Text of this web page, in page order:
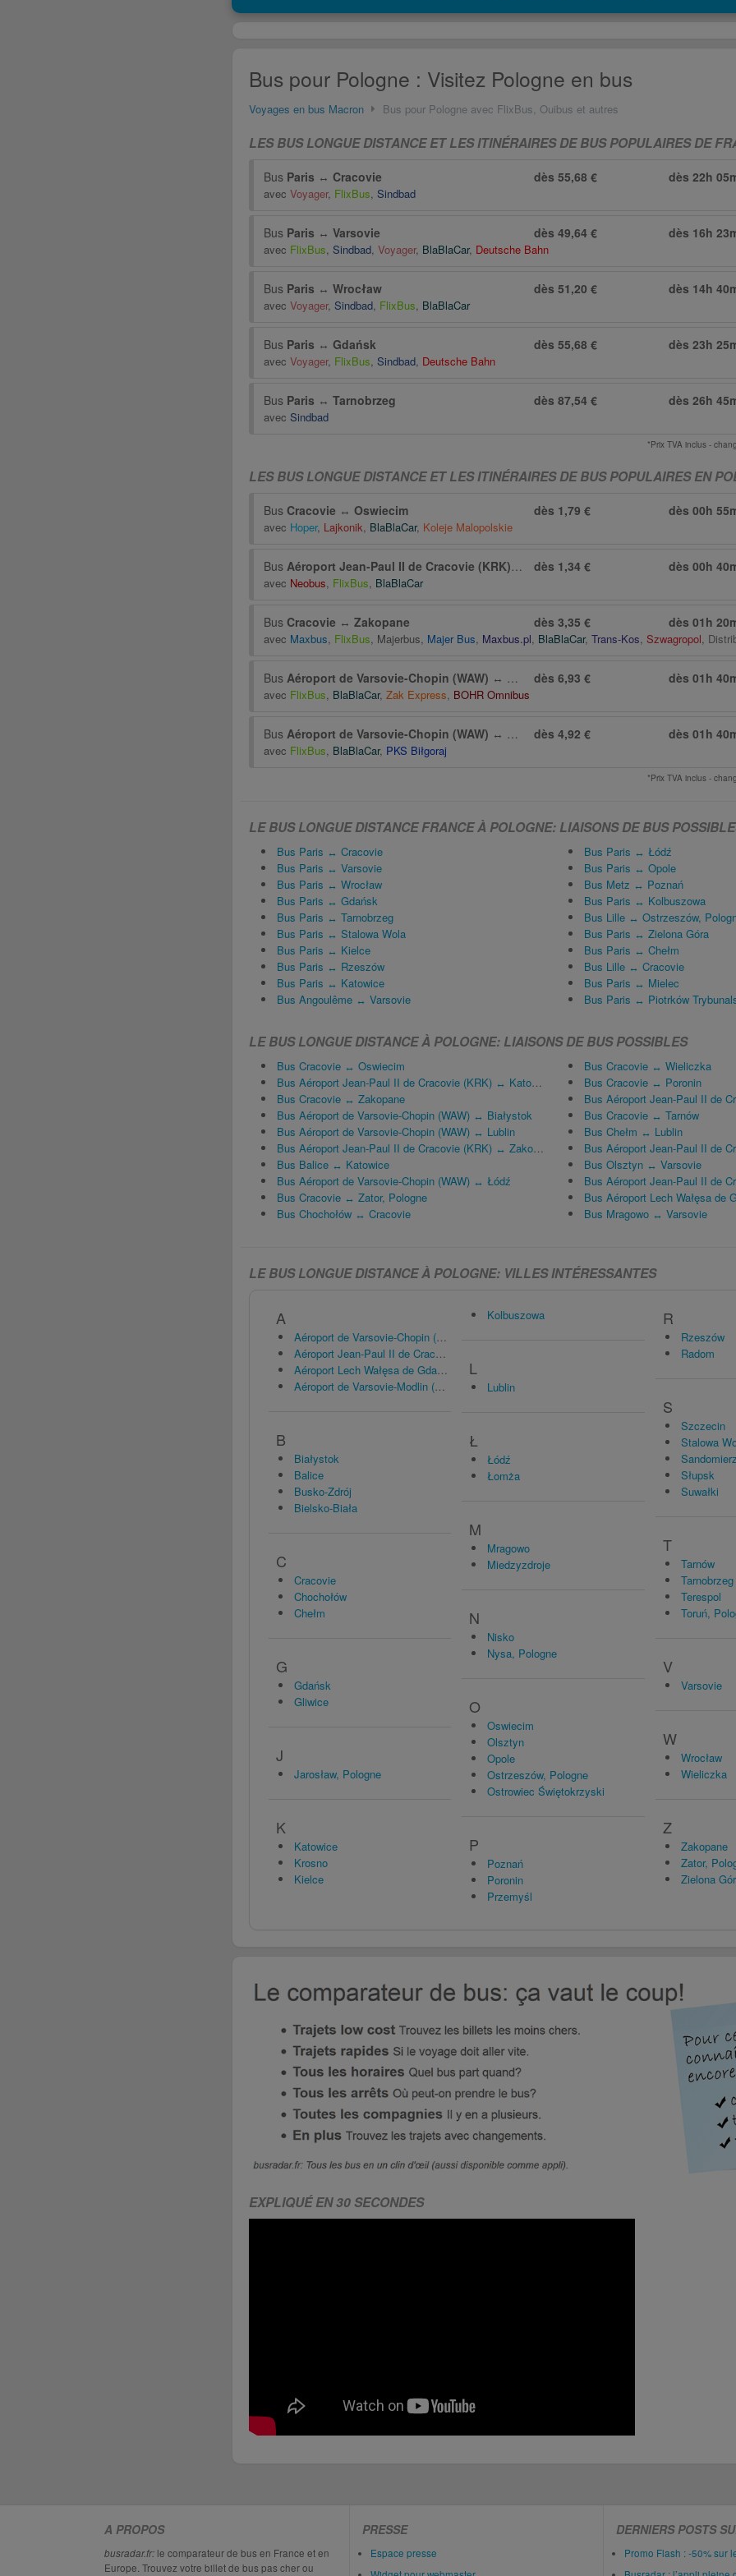
Bus pour Pologne : Visitez Pologne en bus
Voyages en bus Macron Bus pour Pologne avec FlixBus, Ouibus et autres
LES BUS LONGUE DISTANCE ET LES ITINÉRAIRES DE BUS POPULAIRES DE
Bus Paris ↔ Cracovie dès 55,68 € dès 22h
avec Voyager, FlixBus, Sindbad
Bus Paris ↔ Varsovie dès 49,64 € dès 16h
avec FlixBus, Sindbad, Voyager, BlaBlaCar, Deutsche Bahn
Bus Paris ↔ Wrocław dès 51,20 € dès 14h
avec Voyager, Sindbad, FlixBus, BlaBlaCar
Bus Paris ↔ Gdańsk dès 55,68 € dès 23h
avec Voyager, FlixBus, Sindbad, Deutsche Bahn
Bus Paris ↔ Tarnobrzeg dès 87,54 € dès 26h
avec Sindbad
*Prix TVA inclus -
LES BUS LONGUE DISTANCE ET LES ITINÉRAIRES DE BUS POPULAIRES EN
Bus Cracovie ↔ Oswiecim dès 1,79 € dès 00h
avec Hoper, Lajkonik, BlaBlaCar, Koleje Malopolskie
Bus Aéroport Jean-Paul II de Cracovie (KRK)↔ Katowice
dès 1,34 € dès 00h
avec Neobus, FlixBus, BlaBlaCar
Bus Cracovie ↔ Zakopane dès 3,35 € dès 01h
avec Maxbus, FlixBus, Majerbus, Majer Bus, Maxbus.pl, BlaBlaCar, Trans-Kos, Szwagropol,
Bus Aéroport de Varsovie-Chopin (WAW) ↔ Białystokdès 6,93 € dès 01h
avec FlixBus, BlaBlaCar, Zak Express, BOHR Omnibus
Bus Aéroport de Varsovie-Chopin (WAW) ↔ Lublindès 4,92 € dès 01h
avec FlixBus, BlaBlaCar, PKS Biłgoraj
*Prix TVA inclus -
LE BUS LONGUE DISTANCE FRANCE À POLOGNE: LIAISONS DE BUS
Bus Paris ↔ Cracovie
Bus Paris ↔ Varsovie
Bus Paris ↔ Wrocław
Bus Paris ↔ Gdańsk
Bus Paris ↔ Tarnobrzeg
Bus Paris ↔ Stalowa Wola
Bus Paris ↔ Kielce
Bus Paris ↔ Rzeszów
Bus Paris ↔ Katowice
Bus Angoulême ↔ Varsovie
Bus Paris ↔ Łódź
Bus Paris ↔ Opole
Bus Metz ↔ Poznań
Bus Paris ↔ Kolbuszowa
Bus Lille ↔ Ostrzeszów,
Bus Paris ↔ Zielona Góra
Bus Paris ↔ Chełm
Bus Lille ↔ Cracovie
Bus Paris ↔ Mielec
Bus Paris ↔ Piotrków
LE BUS LONGUE DISTANCE À POLOGNE: LIAISONS DE BUS POSSIBLES
Bus Cracovie ↔ Oswiecim
Bus Aéroport Jean-Paul II de Cracovie (KRK) ↔ Katowice
Bus Cracovie ↔ Zakopane
Bus Aéroport de Varsovie-Chopin (WAW) ↔ Białystok
Bus Aéroport de Varsovie-Chopin (WAW) ↔ Lublin
Bus Aéroport Jean-Paul II de Cracovie (KRK) ↔ Zakopane
Bus Balice ↔ Katowice
Bus Aéroport de Varsovie-Chopin (WAW) ↔ Łódź
Bus Cracovie ↔ Zator, Pologne
Bus Chochołów ↔ Cracovie
Bus Cracovie ↔ Wieliczka
Bus Cracovie ↔ Poronin
Bus Aéroport Jean-Paul II de
Bus Cracovie ↔ Tarnów
Bus Chełm ↔ Lublin
Bus Aéroport Jean-Paul II de
Bus Olsztyn ↔ Varsovie
Bus Aéroport Jean-Paul II de
Bus Aéroport Lech Wałęsa de
Bus Mragowo ↔ Varsovie
LE BUS LONGUE DISTANCE À POLOGNE: VILLES INTÉRESSANTES
A
Aéroport de Varsovie-Chopin (WAW)
Aéroport Jean-Paul II de Cracovie (KRK)
Aéroport Lech Wałęsa de Gdańsk (GDN)
Aéroport de Varsovie-Modlin (WMI)
B
Białystok
Balice
Busko-Zdrój
Bielsko-Biała
C
Cracovie
Chochołów
Chełm
G
Gdańsk
Gliwice
J
Jarosław, Pologne
K
Katowice
Krosno
Kielce
Kolbuszowa
L
Lublin
Ł
Łódź
Łomża
M
Mragowo
Miedzyzdroje
N
Nisko
Nysa, Pologne
O
Oswiecim
Olsztyn
Opole
Ostrzeszów, Pologne
Ostrowiec Świętokrzyski
P
Poznań
Poronin
Przemyśl
R
Rzeszów
Radom
S
Szczecin
Stalowa
Słupsk
Suwałki
T
Tarnów
Tarnobrzeg
Terespol
Toruń,
V
Varsovie
W
Wrocław
Wieliczka
Z
Zakopane
Zator,
Zielona
EXPLIQUÉ EN 30 SECONDES
A PROPOS
busradar.fr: le comparateur de bus en France et en
Europe. Trouvez votre billet de bus pas cher ou
PRESSE
Espace presse
DERNIERS POSTS
Promo Flash : -50% sur